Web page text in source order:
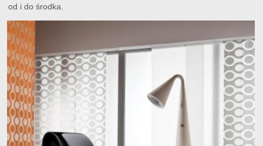
od i do środka.